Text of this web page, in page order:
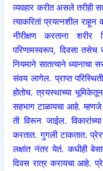
व्यवहार करीत असले तरीही
त्याकरितां प्रयत्नशील राहून
नीरीक्षण करताना
परिणामस्वरूप, दिवसा तसेच
नियमाने सातत्याने ध्यानाचा
संवय लागेल. प्राप्त
होतोच. त्रयस्थाच्या
सहभाग टाळायचा आहे. म्हणजे
ती विरून जाईल.
करतात. गुगली टाकतात.
लक्षांत नंतर येतं. कधीही
दिवस रात्र करायचा आहे.